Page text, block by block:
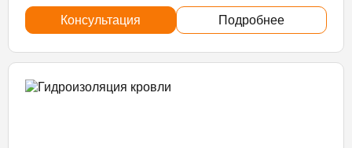
Консультация Подробнее